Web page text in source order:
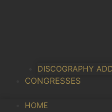
DISCOGRAPHY
CONGRESSES
HOME